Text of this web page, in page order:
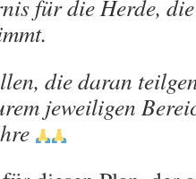
für die Herde,
die daran
jeweiligen